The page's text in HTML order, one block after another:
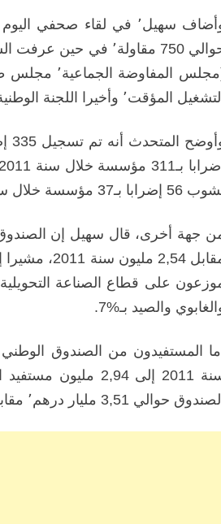
حوالي 750 مقاولة٬
المؤقت٬ وأخيرا اللجنة الوطنية للبحث والمصالحة).
إضرابا بـ37 مؤسسة خلال سنة 2011.
مقابل 2,54
والصيد بـ%7.
حوالي 3,51 مليار درهم٬ مقابل 3,40 مليار درهم كمبلغ للاشتراكات برسم 2011.